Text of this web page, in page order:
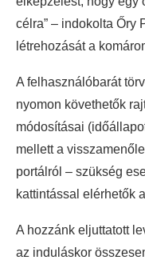
célra” – indokolta Őry
létrehozását a
A felhasználóbarát
nyomon követhetők
módosításai
mellett a
portálról – szükség
kattintással elérhetők
A hozzánk eljuttatott
az induláskor